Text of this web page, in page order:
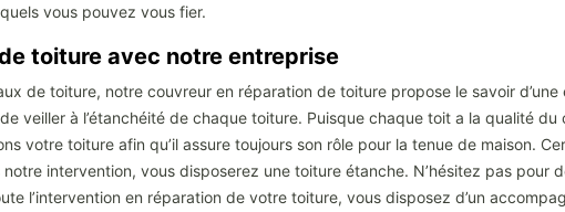
vous pouvez vous fier.
toiture avec notre entreprise
de toiture, notre couvreur en réparation de toiture propose le savoir
veiller à l’étanchéité de chaque toiture. Puisque chaque toit a la qualité
votre toiture afin qu’il assure toujours son rôle pour la tenue de maison.
intervention, vous disposerez une toiture étanche. N’hésitez pas pour
l’intervention en réparation de votre toiture, vous disposez d’un